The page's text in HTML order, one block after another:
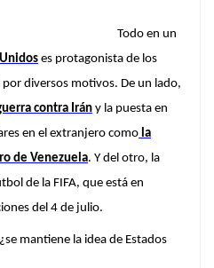
Todo en un
es protagonista de los
diversos motivos. De un lado,
contra Irány la puesta en
en el extranjero como la
de Venezuela. Y del otro, la
de la FIFA, que está en
del 4 de julio.
mantiene la idea de Estados